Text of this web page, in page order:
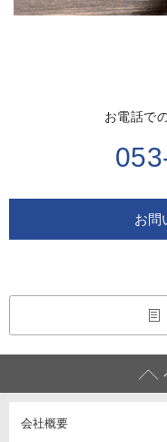
お電話で
お問
会社概要